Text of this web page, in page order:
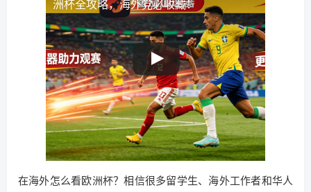
洲杯全攻略，海外党必收藏！
在海外怎么看欧洲杯？相信很多留学生、海外工作者和华人